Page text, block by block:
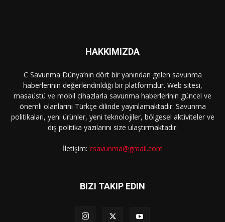
HAKKIMIZDA
C Savunma Dünya’nın dört bir yanından gelen savunma
haberlerinin değerlendirildiği bir platformdur. Web sitesi,
masaüstü ve mobil cihazlarla savunma haberlerinin güncel ve
önemli olanlarını Türkçe dilinde yayınlamaktadır. Savunma
politikaları, yeni ürünler, yeni teknolojiler, bölgesel aktiviteler ve
dış politika yazılarını size ulaştırmaktadır.
İletişim: csavunma@gmail.com
BIZI TAKIP EDIN